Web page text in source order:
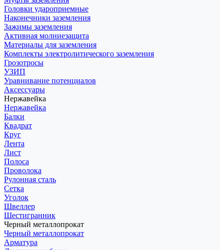
Головки удароприемные
Наконечники заземления
Зажимы заземления
Активная молниезащита
Материалы для заземления
Комплекты электролитического заземления
Грозотросы
УЗИП
Уравнивание потенциалов
Аксессуары
Нержавейка
Нержавейка
Балки
Квадрат
Круг
Лента
Лист
Полоса
Проволока
Рулонная сталь
Сетка
Уголок
Швеллер
Шестигранник
Черный металлопрокат
Черный металлопрокат
Арматура